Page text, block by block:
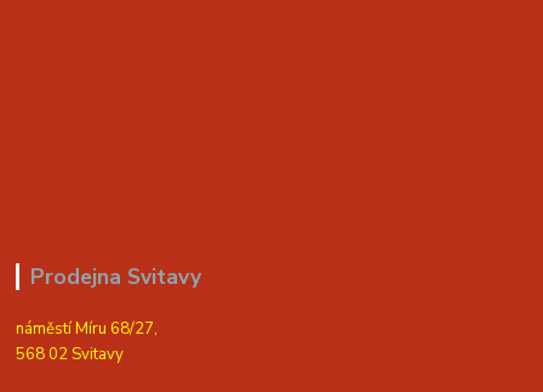
Prodejna Svitavy
náměstí Míru 68/27,
568 02 Svitavy